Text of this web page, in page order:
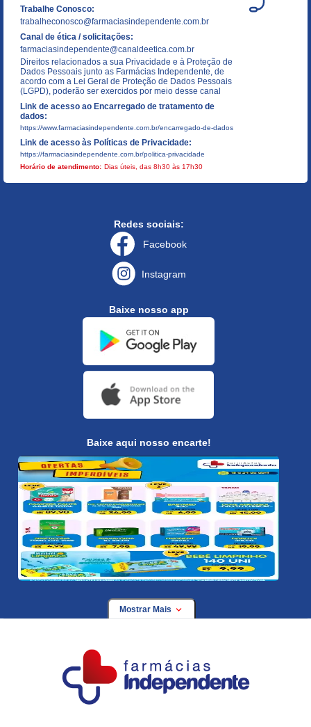
Trabalhe Conosco:
trabalheconosco@farmaciasindependente.com.br
Canal de ética / solicitações:
farmaciasindependente@canaldeetica.com.br
Direitos relacionados a sua Privacidade e à Proteção de
Dados Pessoais junto as Farmácias Independente, de
acordo com a Lei Geral de Proteção de Dados Pessoais
(LGPD), poderão ser exercidos por meio desse canal
Link de acesso ao Encarregado de tratamento de
dados:
https://www.farmaciasindependente.com.br/encarregado-de-dados
Link de acesso às Políticas de Privacidade:
https://farmaciasindependente.com.br/politica-privacidade
Horário de atendimento: Dias úteis, das 8h30 às 17h30
Redes sociais:
Facebook
Instagram
Baixe nosso app
Baixe aqui nosso encarte!
Mostrar Mais